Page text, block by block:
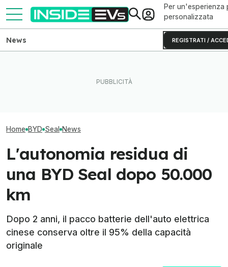
Per un'esperienza
personalizzata
REGISTRATI /
News
Home BYD Seal News
L'autonomia residua di
una BYD Seal dopo 50.000
km
Dopo 2 anni, il pacco batterie dell'auto elettrica
cinese conserva oltre il 95% della capacità
originale